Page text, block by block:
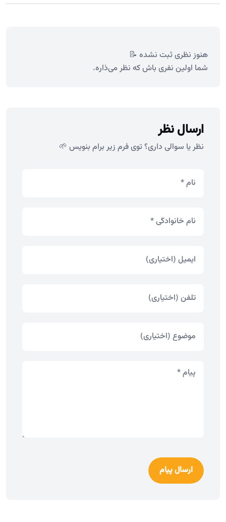
هنوز نظری ثبت نشده 📝
شما اولین نفری باش که نظر می‌ذاره.
ارسال نظر
نظر یا سوالی داری؟ توی فرم زیر برام بنویس 🌱
ارسال پیام